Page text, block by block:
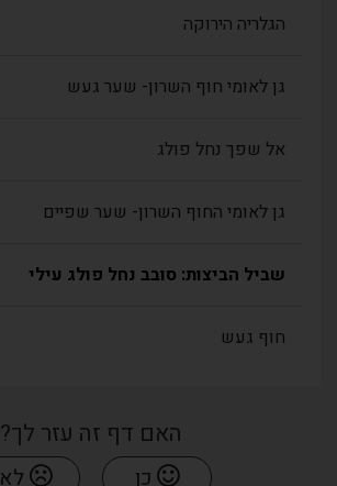
הגלריה הירוקה
גן לאומי חוף השרון- שער געש
אל שפך נחל פולג
גן לאומי החוף השרון- שער שפיים
שביל הביצות: סובב נחל פולג עילי
חוף געש
האם דף זה עזר לך?
כן לא